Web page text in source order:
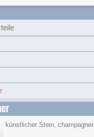
künstlicher Stein, champagner